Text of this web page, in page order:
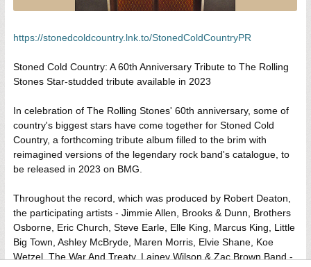
https://stonedcoldcountry.lnk.to/StonedColdCountryPR
Stoned Cold Country: A 60th Anniversary Tribute to The Rolling
Stones Star-studded tribute available in 2023
In celebration of The Rolling Stones' 60th anniversary, some of
country's biggest stars have come together for Stoned Cold
Country, a forthcoming tribute album filled to the brim with
reimagined versions of the legendary rock band's catalogue, to
be released in 2023 on BMG.
Throughout the record, which was produced by Robert Deaton,
the participating artists - Jimmie Allen, Brooks & Dunn, Brothers
Osborne, Eric Church, Steve Earle, Elle King, Marcus King, Little
Big Town, Ashley McBryde, Maren Morris, Elvie Shane, Koe
Wetzel, The War And Treaty, Lainey Wilson & Zac Brown Band -